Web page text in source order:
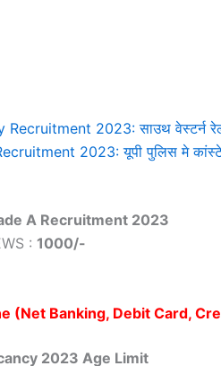
2023: साउथ वेस्टर्न रेलवे
2023: यूपी पुलिस मे
A Recruitment 2023
: 1000/-
(Net Banking, Debit Card,
2023 Age Limit